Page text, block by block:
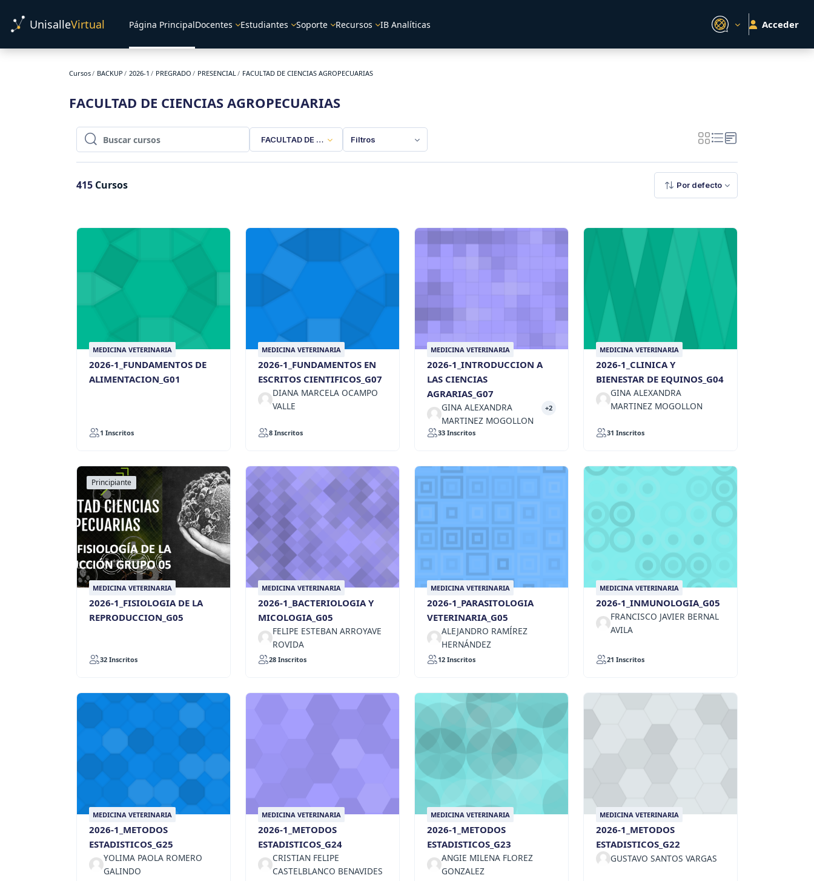
UnisalleVirtual Página PrincipalDocentes Estudiantes Soporte Recursos IB Analíticas Acceder
Cursos BACKUP 2026-1 PREGRADO PRESENCIAL FACULTAD DE CIENCIAS AGROPECUARIAS
FACULTAD DE CIENCIAS AGROPECUARIAS
Buscar cursos
Buscar cursos FACULTAD DE CIENCIAS AGROPECUARIAS
Filtros
415 Cursos Por defecto
MEDICINA VETERINARIA
2026-1_FUNDAMENTOS DE
ALIMENTACION_G01
1 Inscritos
MEDICINA VETERINARIA
2026-1_FUNDAMENTOS EN
ESCRITOS CIENTIFICOS_G07
DIANA MARCELA OCAMPO
VALLE
8 Inscritos
MEDICINA VETERINARIA
2026-1_INTRODUCCION A
LAS CIENCIAS
AGRARIAS_G07
GINA ALEXANDRA
MARTINEZ MOGOLLON
+2
33 Inscritos
MEDICINA VETERINARIA
2026-1_CLINICA Y
BIENESTAR DE EQUINOS_G04
GINA ALEXANDRA
MARTINEZ MOGOLLON
31 Inscritos
Principiante
MEDICINA VETERINARIA
2026-1_FISIOLOGIA DE LA
REPRODUCCION_G05
32 Inscritos
MEDICINA VETERINARIA
2026-1_BACTERIOLOGIA Y
MICOLOGIA_G05
FELIPE ESTEBAN ARROYAVE
ROVIDA
28 Inscritos
MEDICINA VETERINARIA
2026-1_PARASITOLOGIA
VETERINARIA_G05
ALEJANDRO RAMÍREZ
HERNÁNDEZ
12 Inscritos
MEDICINA VETERINARIA
2026-1_INMUNOLOGIA_G05
FRANCISCO JAVIER BERNAL
AVILA
21 Inscritos
MEDICINA VETERINARIA
2026-1_METODOS
ESTADISTICOS_G25
YOLIMA PAOLA ROMERO
GALINDO
MEDICINA VETERINARIA
2026-1_METODOS
ESTADISTICOS_G24
CRISTIAN FELIPE
CASTELBLANCO BENAVIDES
MEDICINA VETERINARIA
2026-1_METODOS
ESTADISTICOS_G23
ANGIE MILENA FLOREZ
GONZALEZ
MEDICINA VETERINARIA
2026-1_METODOS
ESTADISTICOS_G22
GUSTAVO SANTOS VARGAS